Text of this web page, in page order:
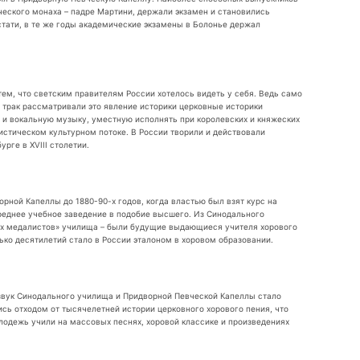
монаха – падре Мартини, держали экзамен и становились
в те же годы академические экзамены в Болонье держал
что светским правителям России хотелось видеть у себя. Ведь само
рассматривали это явление историки церковные историки
вокальную музыку, уместную исполнять при королевских и княжеских
культурном потоке. В России творили и действовали
в XVIII столетии.
Капеллы до 1880-90-х годов, когда властью был взят курс на
учебное заведение в подобие высшего. Из Синодального
медалистов» училища – были будущие выдающиеся учителя хорового
десятилетий стало в России эталоном в хоровом образовании.
Синодального училища и Придворной Певческой Капеллы стало
отходом от тысячелетней истории церковного хорового пения, что
учили на массовых песнях, хоровой классике и произведениях